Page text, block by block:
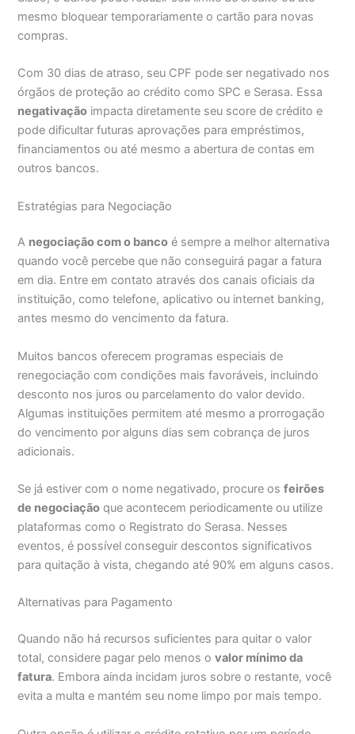
mesmo bloquear temporariamente o cartão para novas
compras.
Com 30 dias de atraso, seu CPF pode ser negativado nos
órgãos de proteção ao crédito como SPC e Serasa. Essa
negativação impacta diretamente seu score de crédito e
pode dificultar futuras aprovações para empréstimos,
financiamentos ou até mesmo a abertura de contas em
outros bancos.
Estratégias para Negociação
A negociação com o banco é sempre a melhor alternativa
quando você percebe que não conseguirá pagar a fatura
em dia. Entre em contato através dos canais oficiais da
instituição, como telefone, aplicativo ou internet banking,
antes mesmo do vencimento da fatura.
Muitos bancos oferecem programas especiais de
renegociação com condições mais favoráveis, incluindo
desconto nos juros ou parcelamento do valor devido.
Algumas instituições permitem até mesmo a prorrogação
do vencimento por alguns dias sem cobrança de juros
adicionais.
Se já estiver com o nome negativado, procure osfeirões
de negociação que acontecem periodicamente ou utilize
plataformas como o Registrato do Serasa. Nesses
eventos, é possível conseguir descontos significativos
para quitação à vista, chegando até 90% em alguns casos.
Alternativas para Pagamento
Quando não há recursos suficientes para quitar o valor
total, considere pagar pelo menos ovalor mínimo da
fatura. Embora ainda incidam juros sobre o restante, você
evita a multa e mantém seu nome limpo por mais tempo.